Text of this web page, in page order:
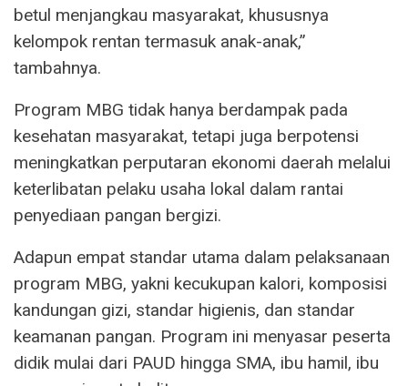
betul menjangkau masyarakat, khususnya
kelompok rentan termasuk anak-anak,”
tambahnya.
Program MBG tidak hanya berdampak pada
kesehatan masyarakat, tetapi juga berpotensi
meningkatkan perputaran ekonomi daerah melalui
keterlibatan pelaku usaha lokal dalam rantai
penyediaan pangan bergizi.
Adapun empat standar utama dalam pelaksanaan
program MBG, yakni kecukupan kalori, komposisi
kandungan gizi, standar higienis, dan standar
keamanan pangan. Program ini menyasar peserta
didik mulai dari PAUD hingga SMA, ibu hamil, ibu